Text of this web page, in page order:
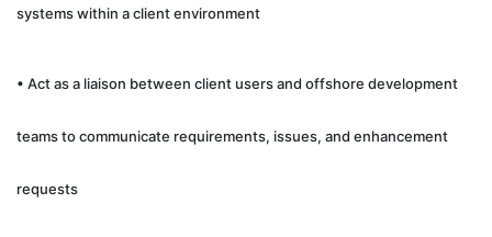
systems within a client environment
• Act as a liaison between client users and offshore development
teams to communicate requirements, issues, and enhancement
requests